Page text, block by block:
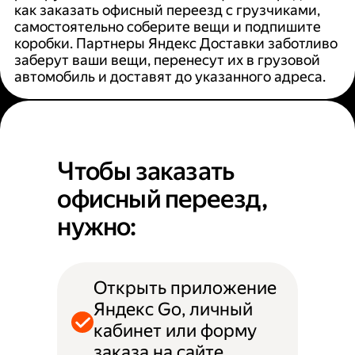
как заказать офисный переезд с грузчиками,
самостоятельно соберите вещи и подпишите
коробки. Партнеры Яндекс Доставки заботливо
заберут ваши вещи, перенесут их в грузовой
автомобиль и доставят до указанного адреса.
Чтобы заказать
офисный переезд,
нужно:
Открыть приложение
Яндекс Go, личный
кабинет или форму